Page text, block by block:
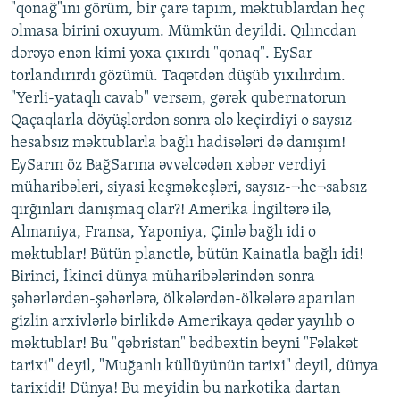
"qonağ"ını görüm, bir çarə tapım, məktublardan heç
olmasa birini oxuyum. Mümkün deyildi. Qılıncdan
dərəyə enən kimi yoxa çıxırdı "qonaq". EySar
torlandırırdı gözümü. Taqətdən düşüb yıxılırdım.
"Yerli-yataqlı cavab" versəm, gərək qubernatorun
Qaçaqlarla döyüşlərdən sonra ələ keçirdiyi o saysız-
hesabsız məktublarla bağlı hadisələri də danışım!
EySarın öz BağSarına əvvəlcədən xəbər verdiyi
müharibələri, siyasi keşməkeşləri, saysız-¬he¬sabsız
qırğınları danışmaq olar?! Amerika İngiltərə ilə,
Almaniya, Fransa, Yaponiya, Çinlə bağlı idi o
məktublar! Bütün planetlə, bütün Kainatla bağlı idi!
Birinci, İkinci dünya müharibələrindən sonra
şəhərlərdən-şəhərlərə, ölkələrdən-ölkələrə aparılan
gizlin arxivlərlə birlikdə Amerikaya qədər yayılıb o
məktublar! Bu "qəbristan" bədbəxtin beyni "Fəlakət
tarixi" deyil, "Muğanlı küllüyünün tarixi" deyil, dünya
tarixidi! Dünya! Bu meyidin bu narkotika dartan